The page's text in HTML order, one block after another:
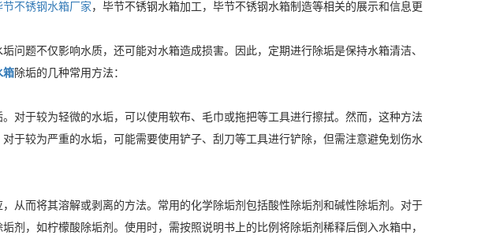
节不锈钢水箱厂家，毕节不锈钢水箱加工，毕节不锈钢水箱制造等相关的展示和信息更
问题不仅影响水质，还可能对水箱造成损害。因此，定期进行除垢是保持水箱清洁、
箱除垢的几种常用方法：
对于较为轻微的水垢，可以使用软布、毛巾或拖把等工具进行擦拭。然而，这种方法
于较为严重的水垢，可能需要使用铲子、刮刀等工具进行铲除，但需注意避免划伤水
从而将其溶解或剥离的方法。常用的化学除垢剂包括酸性除垢剂和碱性除垢剂。对于
剂，如柠檬酸除垢剂。使用时，需按照说明书上的比例将除垢剂稀释后倒入水箱中，